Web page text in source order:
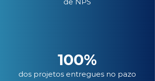
100%
dos projetos entregues no pazo